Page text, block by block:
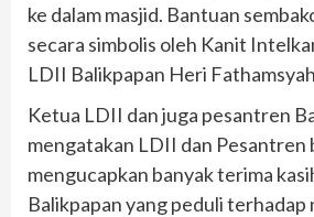
ke dalam masjid. Bantuan
secara simbolis oleh Kanit
LDII Balikpapan Heri
Ketua LDII dan juga pesantren
mengatakan LDII dan Pesantren
mengucapkan banyak terima
Balikpapan yang peduli terhadap